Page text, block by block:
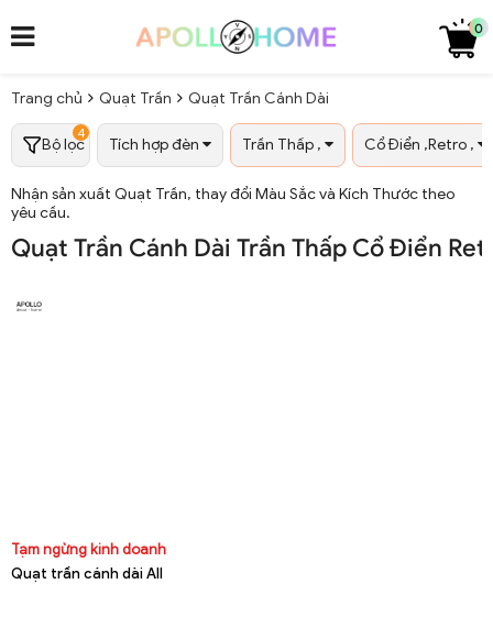
0
Trang chủ Quạt Trần Quạt Trần Cánh Dài
Bộ lọc
4
Tích hợp đèn Trần Thấp , Cổ Điển ,Retro ,
Nhận sản xuất Quạt Trần, thay đổi Màu Sắc và Kích Thước theo
yêu cầu.
Quạt Trần Cánh Dài Trần Thấp Cổ Điển
Tạm ngừng kinh doanh
Quạt trần cánh dài All